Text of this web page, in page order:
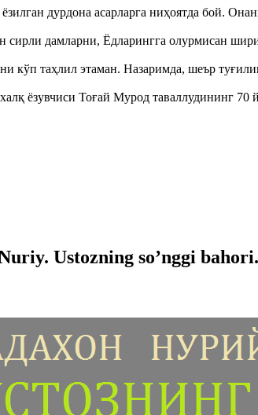
дурдона асарларга ниҳоятда бой.
сирли дамларни, Ёдларингга олурмисан
кўп таҳлил этаман. Назаримда, шеър
ёзувчиси Тоғай Мурод таваллудининг
Ustozning so’nggi bahori.